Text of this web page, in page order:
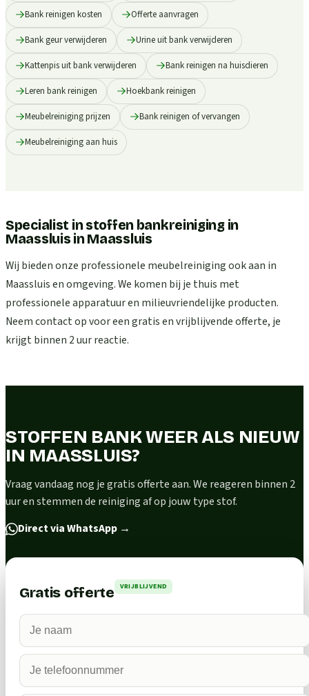
Bank reinigen kosten Offerte aanvragen
Bank geur verwijderen Urine uit bank verwijderen
Kattenpis uit bank verwijderen Bank reinigen na huisdieren
Leren bank reinigen Hoekbank reinigen
Meubelreiniging prijzen Bank reinigen of vervangen
Meubelreiniging aan huis
Specialist in stoffen bankreiniging in
Maassluis inMaassluis
Wij bieden onze professionele meubelreiniging ook aan in
Maassluis en omgeving. We komen bij je thuis met
professionele apparatuur en milieuvriendelijke producten.
Neem contact op voor een gratis en vrijblijvende offerte, je
krijgt binnen 2 uur reactie.
STOFFEN BANK WEER ALS NIEUW
IN MAASSLUIS?
Vraag vandaag nog je gratis offerte aan. We reageren binnen 2
uur en stemmen de reiniging af op jouw type stof.
Direct via WhatsApp →
Gratis offerte VRIJBLIJVEND